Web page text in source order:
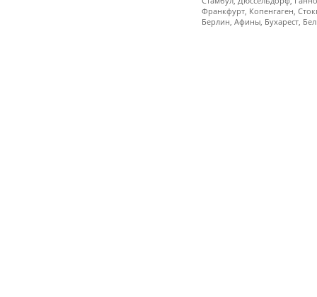
Франкфурт, Копенгаген,
Берлин, Афины, Бухарест,